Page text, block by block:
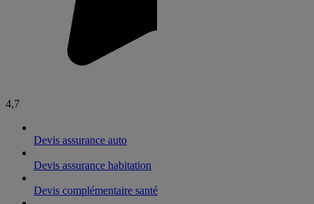
4,7
Devis assurance auto
Devis assurance habitation
Devis complémentaire santé